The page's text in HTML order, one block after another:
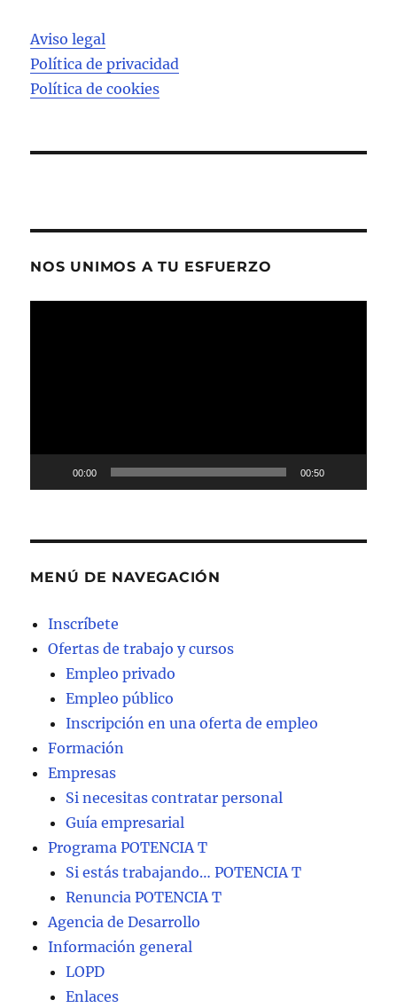
Aviso legal
Política de privacidad
Política de cookies
NOS UNIMOS A TU ESFUERZO
00:00 00:50
MENÚ DE NAVEGACIÓN
Inscríbete
Ofertas de trabajo y cursos
Empleo privado
Empleo público
Inscripción en una oferta de empleo
Formación
Empresas
Si necesitas contratar personal
Guía empresarial
Programa POTENCIA T
Si estás trabajando… POTENCIA T
Renuncia POTENCIA T
Agencia de Desarrollo
Información general
LOPD
Enlaces